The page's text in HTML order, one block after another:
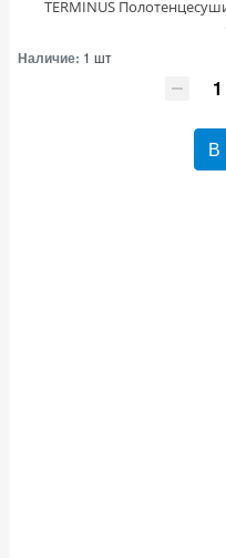
TERMINUS
Наличие: 1 шт
В